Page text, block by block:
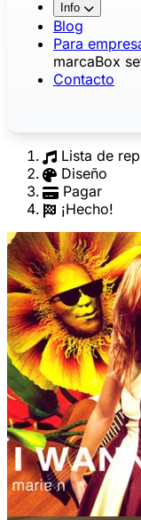
Info
Blog
Para
marcaBox
Contacto
Lista de
Diseño
Pagar
¡Hecho!